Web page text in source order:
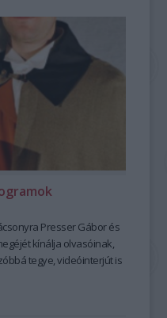
Presser Gábor és
kínálja olvasóinak,
tegye, videóinterjút is